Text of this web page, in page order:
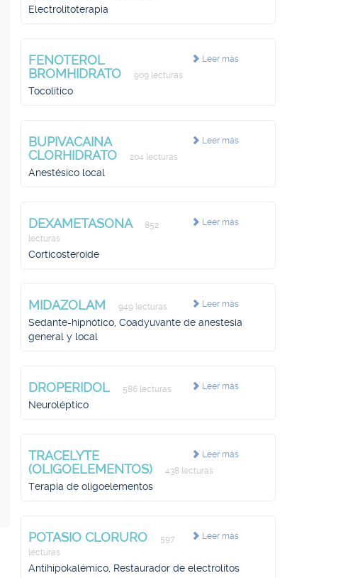
Electrolitoterapia
Leer más
FENOTEROL
BROMHIDRATO
909 lecturas
Tocolítico
Leer más
BUPIVACAINA
CLORHIDRATO
204 lecturas
Anestésico local
Leer más
DEXAMETASONA
852
lecturas
Corticosteroide
Leer más
MIDAZOLAM 949 lecturas
Sedante-hipnótico, Coadyuvante de anestesia
general y local
Leer más
DROPERIDOL 586 lecturas
Neuroléptico
Leer más
TRACELYTE
(OLIGOELEMENTOS)
438 lecturas
Terapia de oligoelementos
Leer más
POTASIO CLORURO
597
lecturas
Antihipokalémico, Restaurador de electrolitos